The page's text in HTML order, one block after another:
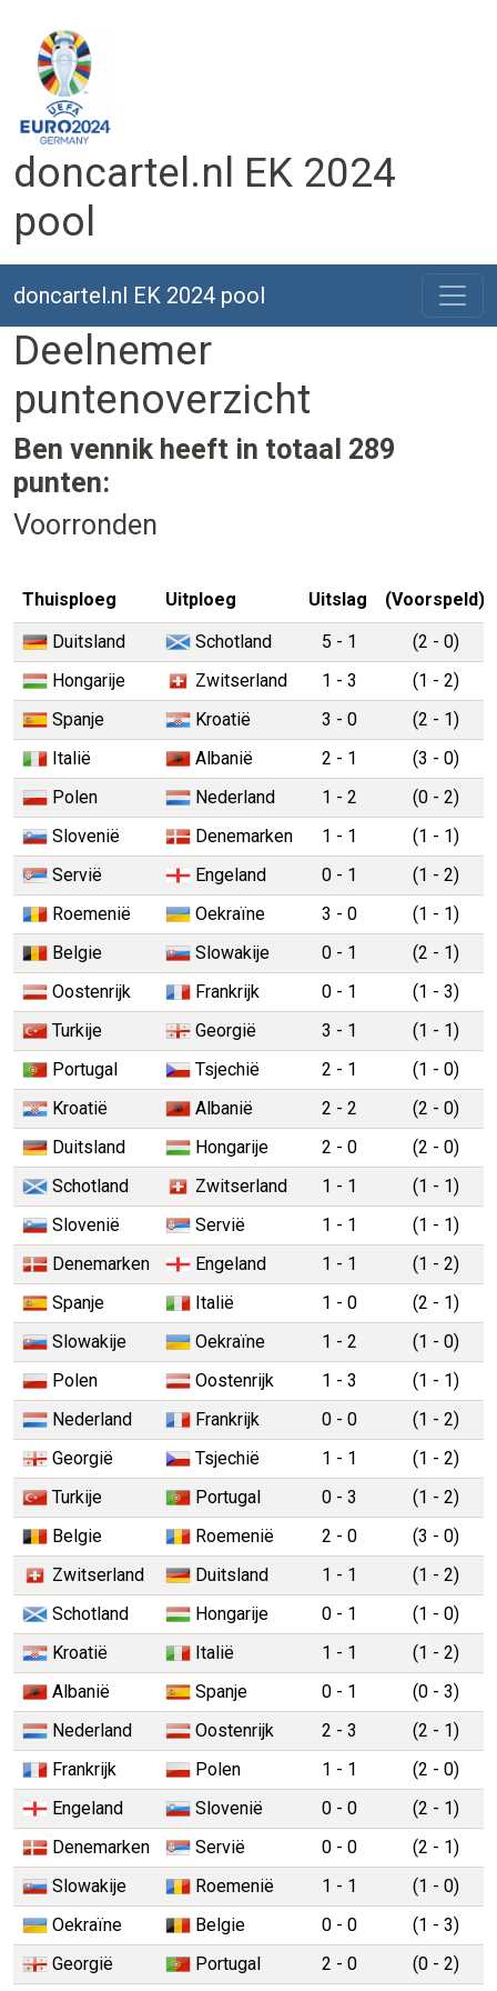
doncartel.nl EK 2024
pool
doncartel.nl EK 2024 pool
Deelnemer
puntenoverzicht
Ben vennik heeft in totaal 289
punten:
Voorronden
Thuisploeg Uitploeg Uitslag
(Voorspeld)
Duitsland
Schotland 5 - 1
(2 - 0)
Hongarije
Zwitserland 1 - 3
(1 - 2)
Spanje
Kroatië 3 - 0
(2 - 1)
Italië
Albanië 2 - 1
(3 - 0)
Polen
Nederland 1 - 2
(0 - 2)
Slovenië
Denemarken 1 - 1
(1 - 1)
Servië
Engeland 0 - 1
(1 - 2)
Roemenië
Oekraïne 3 - 0
(1 - 1)
Belgie
Slowakije 0 - 1
(2 - 1)
Oostenrijk
Frankrijk 0 - 1
(1 - 3)
Turkije
Georgië 3 - 1
(1 - 1)
Portugal
Tsjechië 2 - 1
(1 - 0)
Kroatië
Albanië 2 - 2
(2 - 0)
Duitsland
Hongarije 2 - 0
(2 - 0)
Schotland
Zwitserland 1 - 1
(1 - 1)
Slovenië
Servië 1 - 1
(1 - 1)
Denemarken
Engeland 1 - 1
(1 - 2)
Spanje
Italië 1 - 0
(2 - 1)
Slowakije
Oekraïne 1 - 2
(1 - 0)
Polen
Oostenrijk 1 - 3
(1 - 1)
Nederland
Frankrijk 0 - 0
(1 - 2)
Georgië
Tsjechië 1 - 1
(1 - 2)
Turkije
Portugal 0 - 3
(1 - 2)
Belgie
Roemenië 2 - 0
(3 - 0)
Zwitserland
Duitsland 1 - 1
(1 - 2)
Schotland
Hongarije 0 - 1
(1 - 0)
Kroatië
Italië 1 - 1
(1 - 2)
Albanië
Spanje 0 - 1
(0 - 3)
Nederland
Oostenrijk 2 - 3
(2 - 1)
Frankrijk
Polen 1 - 1
(2 - 0)
Engeland
Slovenië 0 - 0
(2 - 1)
Denemarken
Servië 0 - 0
(2 - 1)
Slowakije
Roemenië 1 - 1
(1 - 0)
Oekraïne
Belgie 0 - 0
(1 - 3)
Georgië
Portugal 2 - 0 (0 - 2)